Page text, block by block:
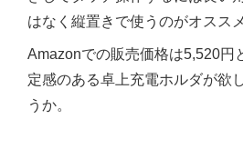
はなく縦置きで使うのがオスス
Amazonでの販売価格は5,520円
定感のある卓上充電ホルダが欲
うか。